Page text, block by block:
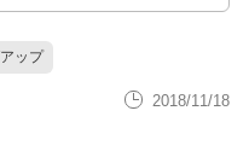
ップ
2018/11/18